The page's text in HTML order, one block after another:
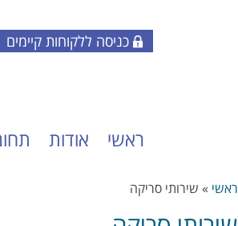
כניסה ללקוחות קיימים
ראשי אודות
ראשי » שירותי סריקה